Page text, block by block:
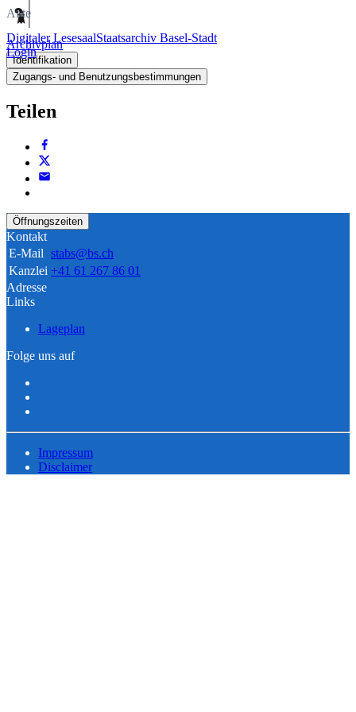
Digitaler LesesaalStaatsarchiv Basel-Stadt
Login
Akte
Archivplan
Identifikation
Zugangs- und Benutzungsbestimmungen
Teilen
Öffnungszeiten
Kontakt
E-Mail stabs@bs.ch
Kanzlei +41 61 267 86 01
Adresse
Links
Lageplan
Folge uns auf
Impressum
Disclaimer